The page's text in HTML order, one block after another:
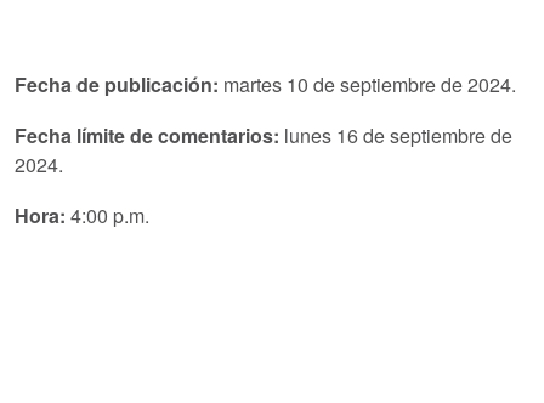
Fecha de publicación: martes 10 de septiembre de 2024.
Fecha límite de comentarios: lunes 16 de septiembre de
2024.
Hora: 4:00 p.m.